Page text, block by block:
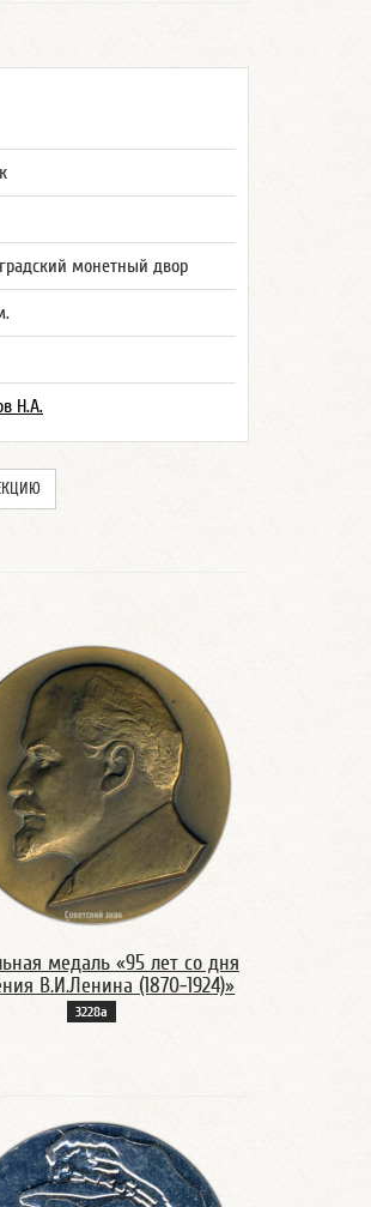
монетный двор
Н.А.
медаль «95 лет со дня
В.И.Ленина (1870-1924)»
3228а